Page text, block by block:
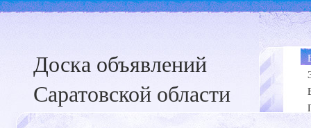
Доска объявлений
Саратовской области